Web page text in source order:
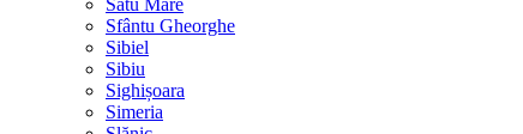
Satu Mare
Sfântu Gheorghe
Sibiel
Sibiu
Sighișoara
Simeria